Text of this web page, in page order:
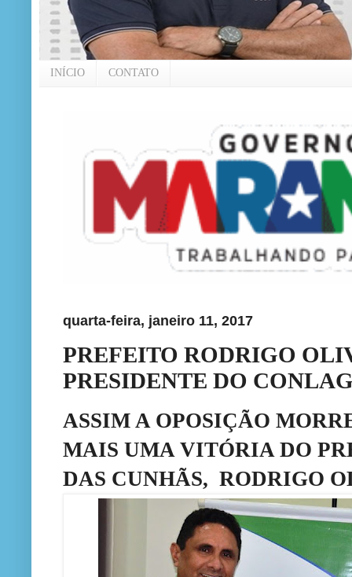
INÍCIO CONTATO
quarta-feira, janeiro 11, 2017
PREFEITO RODRIGO
PRESIDENTE DO
ASSIM A OPOSIÇÃO
MAIS UMA VITÓRIA DO
DAS CUNHÃS, RODRIGO